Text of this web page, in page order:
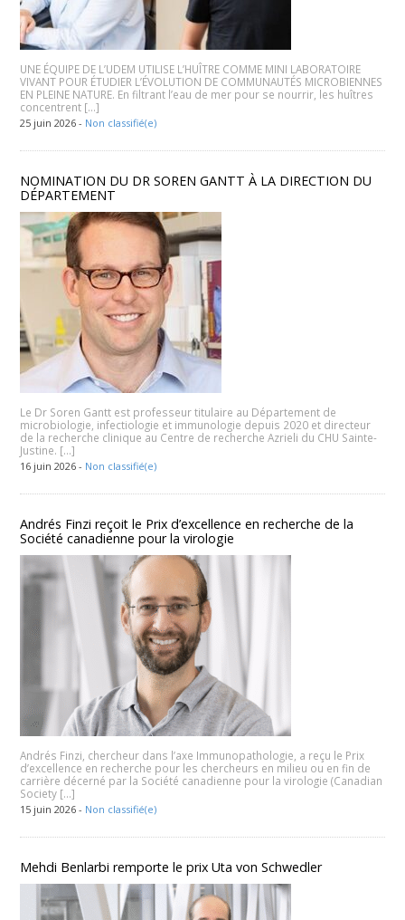
UNE ÉQUIPE DE L’UDEM UTILISE L’HUÎTRE COMME MINI LABORATOIRE
VIVANT POUR ÉTUDIER L’ÉVOLUTION DE COMMUNAUTÉS MICROBIENNES
EN PLEINE NATURE. En filtrant l’eau de mer pour se nourrir, les huîtres
concentrent […]
25 juin 2026 - Non classifié(e)
NOMINATION DU DR SOREN GANTT À LA DIRECTION DU
DÉPARTEMENT
Le Dr Soren Gantt est professeur titulaire au Département de
microbiologie, infectiologie et immunologie depuis 2020 et directeur
de la recherche clinique au Centre de recherche Azrieli du CHU Sainte-
Justine. […]
16 juin 2026 - Non classifié(e)
Andrés Finzi reçoit le Prix d’excellence en recherche de la
Société canadienne pour la virologie
Andrés Finzi, chercheur dans l’axe Immunopathologie, a reçu le Prix
d’excellence en recherche pour les chercheurs en milieu ou en fin de
carrière décerné par la Société canadienne pour la virologie (Canadian
Society […]
15 juin 2026 - Non classifié(e)
Mehdi Benlarbi remporte le prix Uta von Schwedler